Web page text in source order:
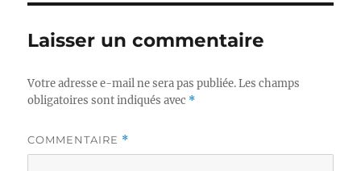
Laisser un commentaire
Votre adresse e-mail ne sera pas publiée. Les champs
obligatoires sont indiqués avec *
COMMENTAIRE *